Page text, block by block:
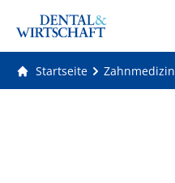
Startseite Zahnmedizin